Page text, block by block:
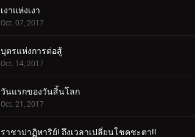
เงาแห่งเงา
Oct. 07, 2017
บุตรแห่งการต่อสู้
Oct. 14, 2017
วันแรกของวันสิ้นโลก
Oct. 21, 2017
ราชาปาฏิหาริย์! ถึงเวลาเปลี่ยนโชคชะตา!!